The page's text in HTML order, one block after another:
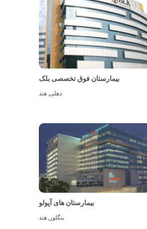
بیمارستان فوق تخصصی بلک
دهلی,هند
بیمارستان های آپولو
بنگلور,هند